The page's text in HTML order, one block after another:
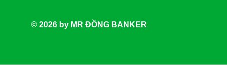
© 2026 by MR ĐỒNG BANKER